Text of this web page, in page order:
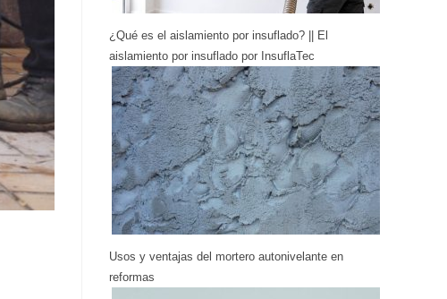
¿Qué es el aislamiento por insuflado? || El
aislamiento por insuflado por InsuflaTec
Usos y ventajas del mortero autonivelante en
reformas